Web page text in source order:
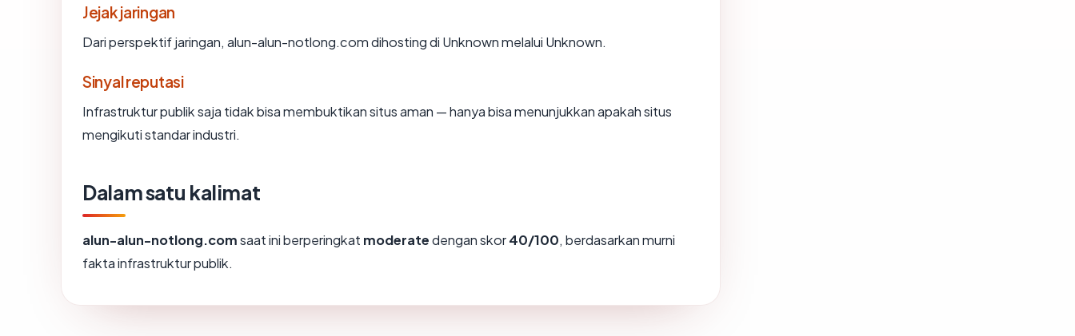
Jejak jaringan
Dari perspektif jaringan, alun-alun-notlong.com dihosting di Unknown melalui Unknown.
Sinyal reputasi
Infrastruktur publik saja tidak bisa membuktikan situs aman — hanya bisa menunjukkan apakah situs
mengikuti standar industri.
Dalam satu kalimat
alun-alun-notlong.comsaat ini berperingkat moderatedengan skor40/100, berdasarkan murni
fakta infrastruktur publik.